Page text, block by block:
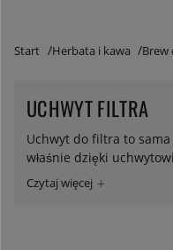
Start Herbata i kawa Brew
UCHWYT FILTRA
Uchwyt do filtra to
właśnie dzięki
metodą chcesz się
kawa. U nas znajdziesz